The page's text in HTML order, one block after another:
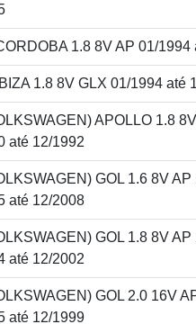
1.8 8V AP 01/1994
1.8 8V GLX 01/1994 até
APOLLO 1.8
até 12/1992
GOL 1.6 8V AP
até 12/2008
GOL 1.8 8V AP
até 12/2002
GOL 2.0 16V
até 12/1999